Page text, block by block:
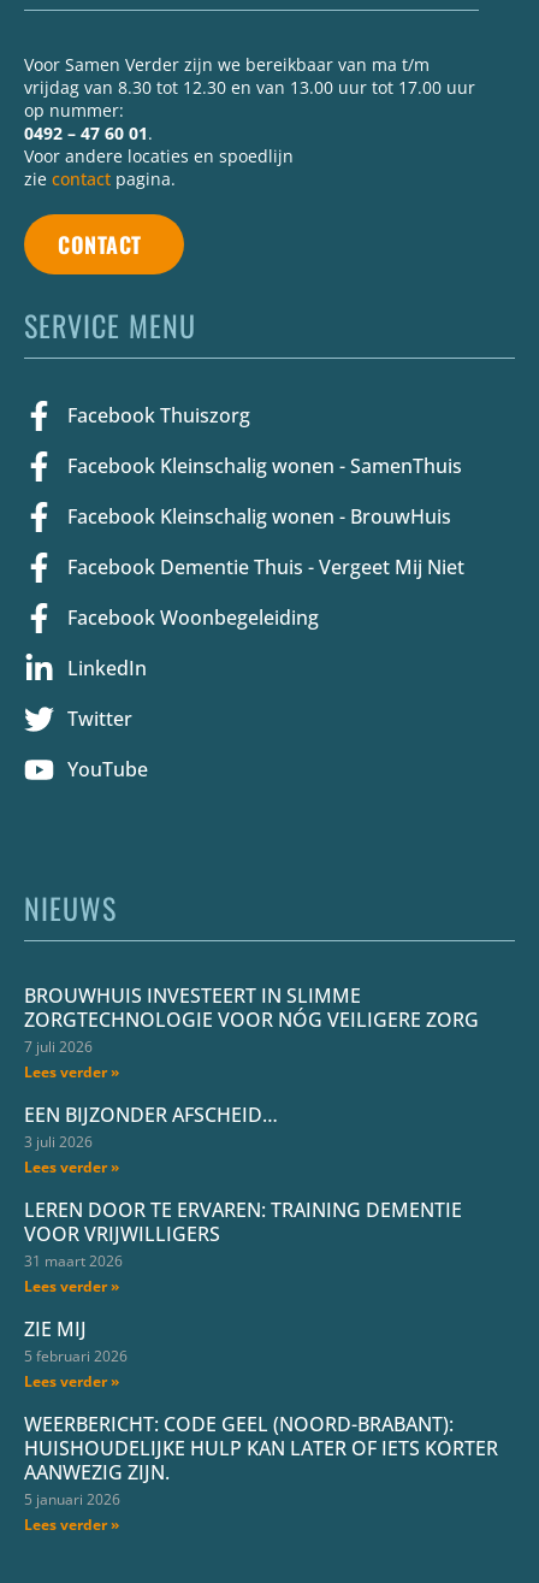
Voor Samen Verder zijn we bereikbaar van ma t/m
vrijdag van 8.30 tot 12.30 en van 13.00 uur tot 17.00 uur
op nummer:
0492 – 47 60 01.
Voor andere locaties en spoedlijn
zie contact pagina.
CONTACT
SERVICE MENU
Facebook Thuiszorg
Facebook Kleinschalig wonen - SamenThuis
Facebook Kleinschalig wonen - BrouwHuis
Facebook Dementie Thuis - Vergeet Mij Niet
Facebook Woonbegeleiding
LinkedIn
Twitter
YouTube
NIEUWS
BROUWHUIS INVESTEERT IN SLIMME
ZORGTECHNOLOGIE VOOR NÓG VEILIGERE ZORG
7 juli 2026
Lees verder »
EEN BIJZONDER AFSCHEID…
3 juli 2026
Lees verder »
LEREN DOOR TE ERVAREN: TRAINING DEMENTIE
VOOR VRIJWILLIGERS
31 maart 2026
Lees verder »
ZIE MIJ
5 februari 2026
Lees verder »
WEERBERICHT: CODE GEEL (NOORD-BRABANT):
HUISHOUDELIJKE HULP KAN LATER OF IETS KORTER
AANWEZIG ZIJN.
5 januari 2026
Lees verder »